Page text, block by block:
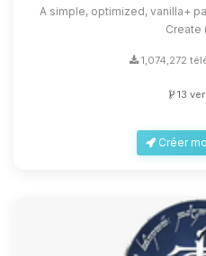
A simple, optimized, vanilla+
Create
1,074,272
13
Créer